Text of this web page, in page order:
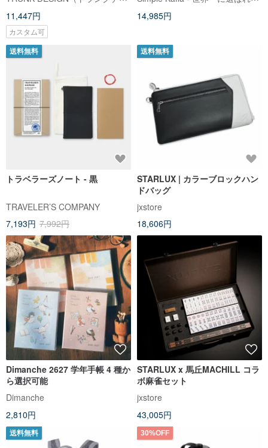
11,447円
カスタム可
ト
14,985円
送料無料
トラベラーズノート - 黒
TRAVELER’S COMPANY
7,193円 7,992円
送料無料
STARLUX | カラーブロックハン
ドバッグ
jxstore
18,606円
Dimanche 2627 学年手帳 4 種か
ら選択可能
Dimanche
2,810円
STARLUX x 馬丘MACHILL コラ
ボ麻雀セット
jxstore
43,005円
送料無料 30%OFF